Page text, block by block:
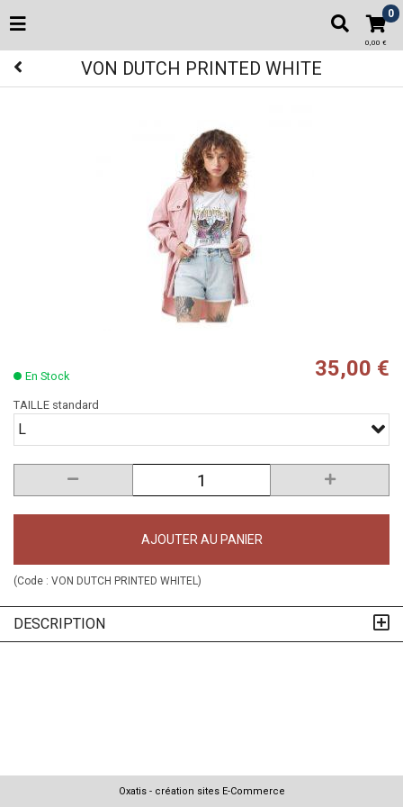
0
0,00 €
VON DUTCH PRINTED WHITE
En Stock 35,00 €
TAILLE standard
L
AJOUTER AU PANIER
(Code : VON DUTCH PRINTED WHITEL)
DESCRIPTION
Oxatis - création sites E-Commerce